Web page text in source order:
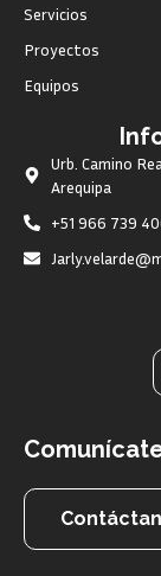
Servicios
Proyectos
Equipos
Urb. Camino
Arequipa
+51 966 739